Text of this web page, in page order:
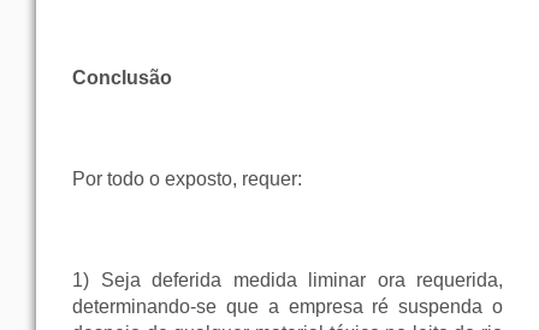
Conclusão
Por todo o exposto, requer:
1) Seja deferida medida liminar ora requerida,
determinando-se que a empresa ré suspenda o